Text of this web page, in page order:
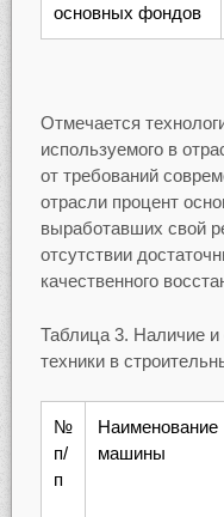
основных фондов
Отмечается
используемого в
от требований
отрасли процент
выработавших свой
отсутствии
качественного
Таблица 3. Наличие и
техники в
№
п/
п
Наименование
машины